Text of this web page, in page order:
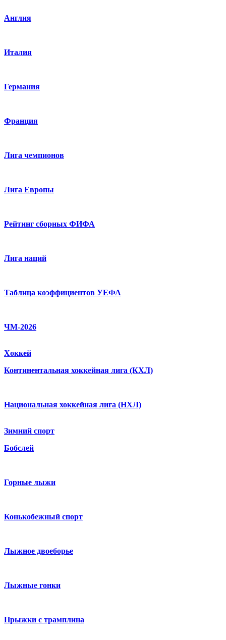
Англия
Италия
Германия
Франция
Лига чемпионов
Лига Европы
Рейтинг сборных ФИФА
Лига наций
Таблица коэффициентов УЕФА
ЧМ-2026
Хоккей
Континентальная хоккейная лига (КХЛ)
Национальная хоккейная лига (НХЛ)
Зимний спорт
Бобслей
Горные лыжи
Конькобежный спорт
Лыжное двоеборье
Лыжные гонки
Прыжки с трамплина